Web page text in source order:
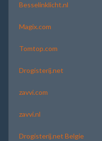
Besselinklicht.nl
Magix.com
Tomtop.com
Drogisterij.net
zavvi.com
zavvi.nl
Drogisterij.net Belgie